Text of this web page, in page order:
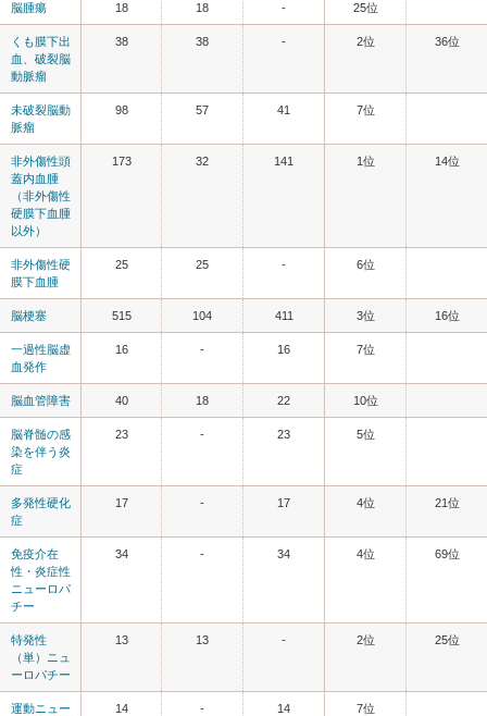
脳腫瘍 18 18 - 25位
くも膜下出
血、破裂脳
動脈瘤
38 38 - 2位 36位
未破裂脳動
脈瘤
98 57 41 7位
非外傷性頭
蓋内血腫
（非外傷性
硬膜下血腫
以外）
173 32 141 1位 14位
非外傷性硬
膜下血腫
25 25 - 6位
脳梗塞 515 104 411 3位 16位
一過性脳虚
血発作
16 - 16 7位
脳血管障害 40 18 22 10位
脳脊髄の感
染を伴う炎
症
23 - 23 5位
多発性硬化
症
17 - 17 4位 21位
免疫介在
性・炎症性
ニューロパ
チー
34 - 34 4位 69位
特発性
（単）ニュ
ーロパチー
13 13 - 2位 25位
運動ニュー
14 - 14 7位